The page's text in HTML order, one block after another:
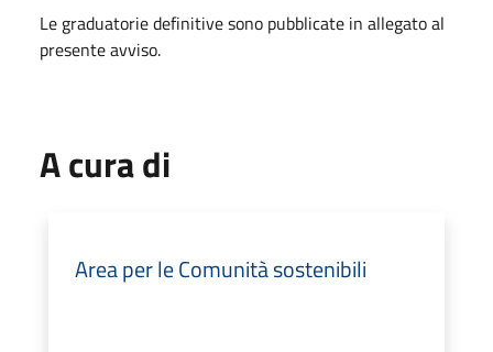
Le graduatorie definitive sono pubblicate in allegato al
presente avviso.
A cura di
Area per le Comunità sostenibili